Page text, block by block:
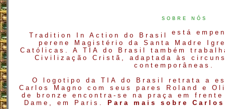
SOBRE NÓS
Tradition In Action do Brasil
está
perene Magistério da Santa Madre
Católicas. A TIA do Brasil também
Civilização Cristã, adaptada às
contemporâneas.
O logotipo da TIA do Brasil retrata a
Carlos Magno com seus pares Roland e
de bronze encontra-se na praça em
Dame, em Paris.
Para mais sobre Carlos